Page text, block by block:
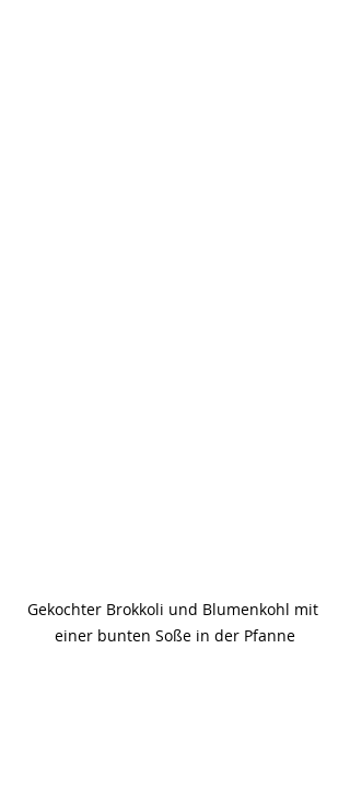
Gekochter Brokkoli und Blumenkohl mit
einer bunten Soße in der Pfanne